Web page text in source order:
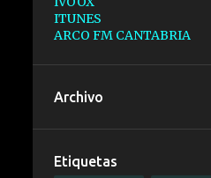
ITUNES
ARCO FM CANTABRIA
Archivo
Etiquetas